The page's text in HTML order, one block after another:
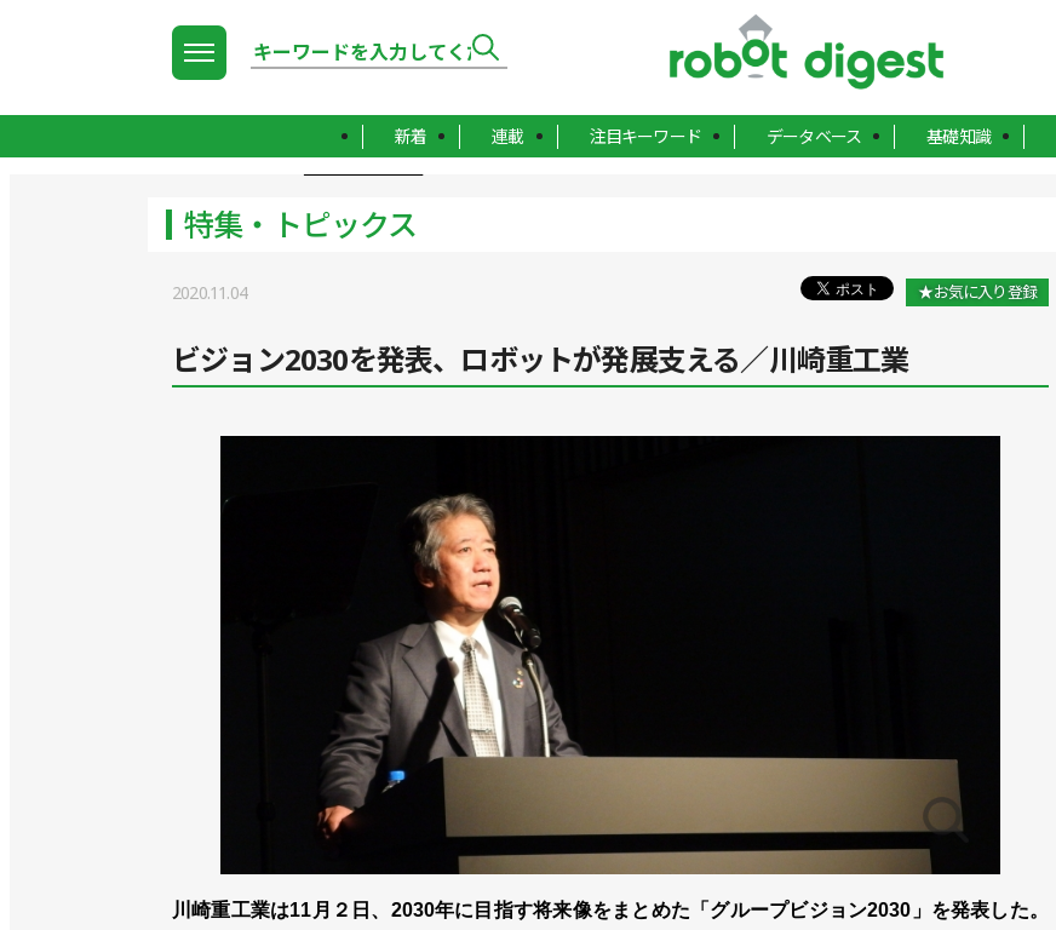
新着 連載 注目キーワード データベース 基礎知識
特集・トピックス
2020.11.04 ★お気に入り登録
ビジョン2030を発表、ロボットが発展支える／川崎重工業
川崎重工業は11月２日、2030年に目指す将来像をまとめた「グループビジョン2030」を発表した。